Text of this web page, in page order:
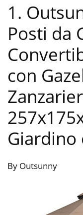
1.
Posti da
con
Giardino
By Outsunny